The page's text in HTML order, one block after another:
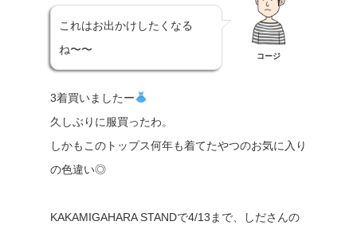
これはお出かけしたくなる
ね〜〜
コージ
3着買いましたー
久しぶりに服買ったわ。
しかもこのトップス何年も着てたやつのお気に入り
の色違い◎
KAKAMIGAHARA STANDで4/13まで、しださんの